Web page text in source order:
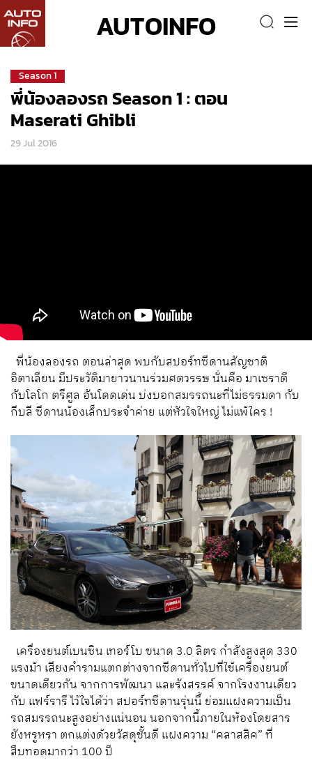
AUTOINFO
Season 1
พี่น้องลองรถ Season 1 : ตอน
Maserati Ghibli
29 Jul 2016
พี่น้องลองรถ ตอนล่าสุด พบกับสปอร์ทซีดานสัญชาติ
อิตาเลียน มีประวัติมายาวนานร่วมศตวรรษ นั่นคือ มาเซราตี
กับโลโก ตรีศูล อันโดดเด่น บ่งบอกสมรรถนะที่ไม่ธรรมดา กับ
กีบลี ซีดานน้องเล็กประจำค่าย แต่หัวใจใหญ่ ไม่แพ้ใคร !
เครื่องยนต์เบนซิน เทอร์โบ ขนาด 3.0 ลิตร กำลังสูงสุด 330
แรงม้า เสียงคำรามแตกต่างจากซีดานทั่วไปที่ใช้เครื่องยนต์
ขนาดเดียวกัน จากการพัฒนา และรังสรรค์ จากโรงงานเดียว
กับ แฟร์รารี ไว้ใจได้ว่า สปอร์ทซีดานรุ่นนี้ ย่อมแฝงความเป็น
รถสมรรถนะสูงอย่างแน่นอน นอกจากนี้ภายในห้องโดยสาร
ยังหรูหรา ตกแต่งด้วยวัสดุชั้นดี แฝงความ “คลาสสิค” ที่
สืบทอดมากว่า 100 ปี